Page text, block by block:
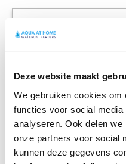
Deze website maakt
We gebruiken cookies
functies voor social
analyseren. Ook delen
onze partners voor social
kunnen deze gegevens